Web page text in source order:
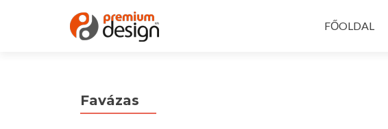
to
FŐOLDAL
Favázas